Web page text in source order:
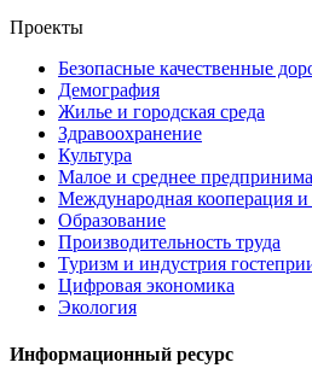
Проекты
Безопасные качественные
Демография
Жилье и городская среда
Здравоохранение
Культура
Малое и среднее
Международная кооперация и
Образование
Производительность труда
Туризм и индустрия
Цифровая экономика
Экология
Информационный ресурс